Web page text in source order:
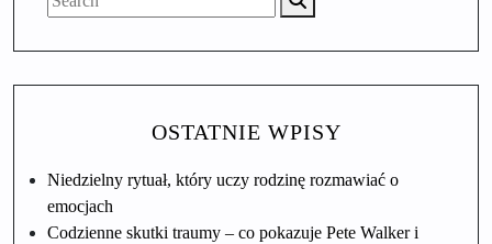
OSTATNIE WPISY
Niedzielny rytuał, który uczy rodzinę rozmawiać o
emocjach
Codzienne skutki traumy – co pokazuje Pete Walker i